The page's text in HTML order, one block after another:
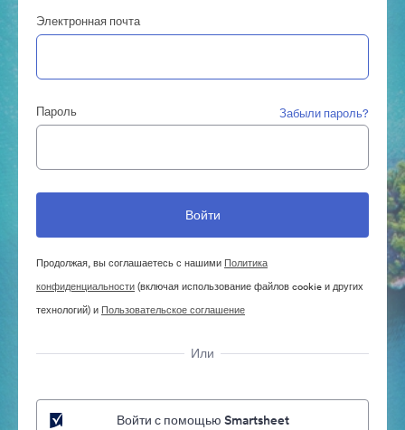
Электронная почта
Пароль Забыли пароль?
Продолжая, вы соглашаетесь с нашими Политика
конфиденциальности(включая использование файлов cookie и других
технологий) и Пользовательское соглашение
Или
Войти с помощью Smartsheet